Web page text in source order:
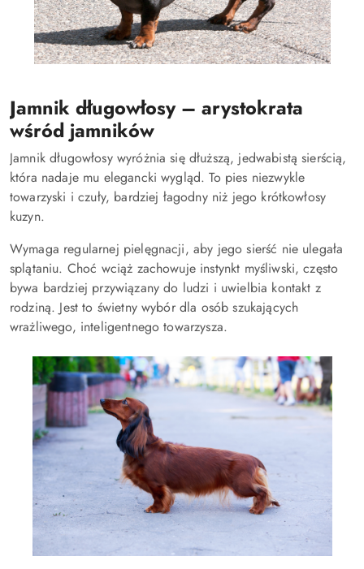
Jamnik długowłosy – arystokrata
wśród jamników
Jamnik długowłosy wyróżnia się dłuższą, jedwabistą sierścią,
która nadaje mu elegancki wygląd. To pies niezwykle
towarzyski i czuły, bardziej łagodny niż jego krótkowłosy
kuzyn.
Wymaga regularnej pielęgnacji, aby jego sierść nie ulegała
splątaniu. Choć wciąż zachowuje instynkt myśliwski, często
bywa bardziej przywiązany do ludzi i uwielbia kontakt z
rodziną. Jest to świetny wybór dla osób szukających
wrażliwego, inteligentnego towarzysza.